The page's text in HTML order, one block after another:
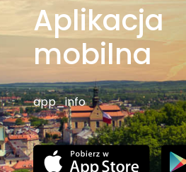
Aplikacja
mobilna
app_info